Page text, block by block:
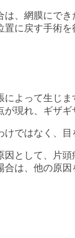
、網膜にで
に戻す手術を
によって生じ
現れ、ギザ
ではなく、
因として、片
は、他の原